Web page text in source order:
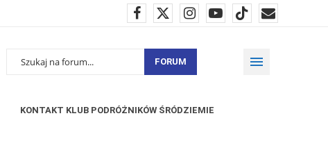
FORUM
KONTAKT KLUB PODRÓŻNIKÓW ŚRÓDZIEMIE